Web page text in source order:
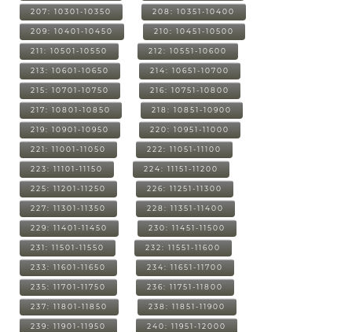
207: 10301-10350 208: 10351-10400
209: 10401-10450 210: 10451-10500
211: 10501-10550 212: 10551-10600
213: 10601-10650 214: 10651-10700
215: 10701-10750 216: 10751-10800
217: 10801-10850 218: 10851-10900
219: 10901-10950 220: 10951-11000
221: 11001-11050 222: 11051-11100
223: 11101-11150 224: 11151-11200
225: 11201-11250 226: 11251-11300
227: 11301-11350 228: 11351-11400
229: 11401-11450 230: 11451-11500
231: 11501-11550 232: 11551-11600
233: 11601-11650 234: 11651-11700
235: 11701-11750 236: 11751-11800
237: 11801-11850 238: 11851-11900
239: 11901-11950 240: 11951-12000